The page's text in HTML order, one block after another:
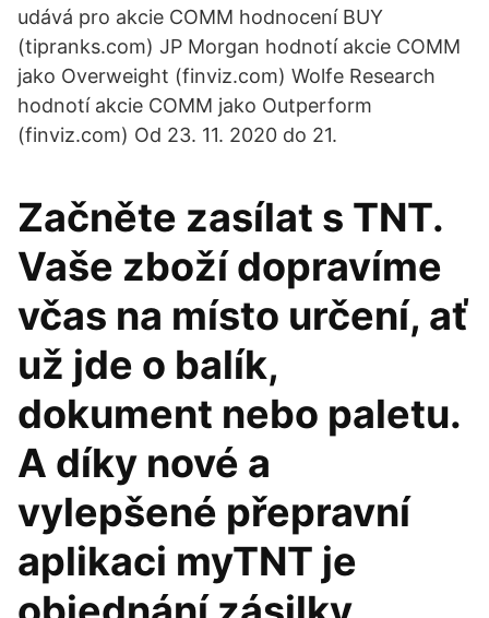
udává pro akcie COMM hodnocení BUY
(tipranks.com) JP Morgan hodnotí akcie COMM
jako Overweight (finviz.com) Wolfe Research
hodnotí akcie COMM jako Outperform
(finviz.com) Od 23. 11. 2020 do 21.
Začněte zasílat s TNT.
Vaše zboží dopravíme
včas na místo určení, ať
už jde o balík,
dokument nebo paletu.
A díky nové a
vylepšené přepravní
aplikaci myTNT je